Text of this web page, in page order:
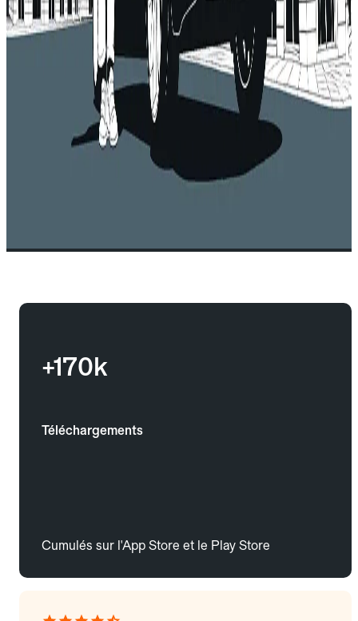
+170k
Téléchargements
Cumulés sur l'App Store et le Play Store